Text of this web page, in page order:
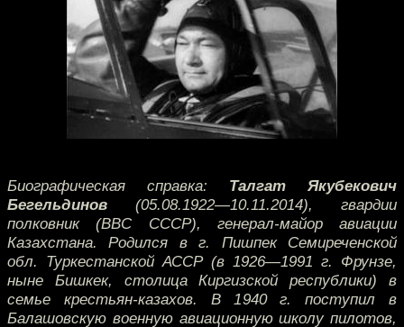
Биографическая справка: Талгат Якубекович
Бегельдинов (05.08.1922—10.11.2014), гвардии
полковник (ВВС СССР), генерал-майор авиации
Казахстана. Родился в г. Пишпек Семиреченской
обл. Туркестанской АССР (в 1926—1991 г. Фрунзе,
ныне Бишкек, столица Киргизской республики) в
семье крестьян-казахов. В 1940 г. поступил в
Балашовскую военную авиационную школу пилотов,